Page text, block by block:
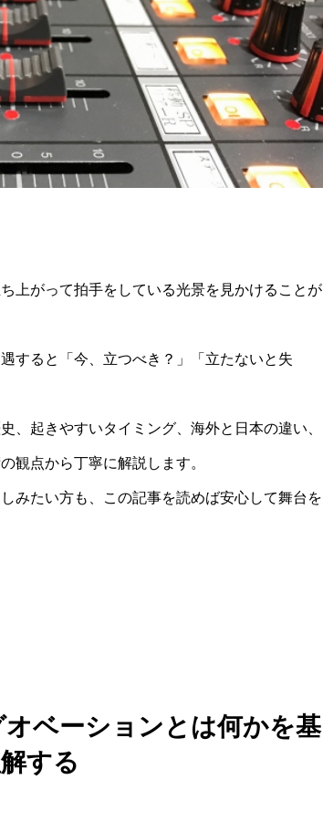
上がって拍手をしている光景を見かけることが
すると「今、立つべき？」「立たないと失
、起きやすいタイミング、海外と日本の違い、
観点から丁寧に解説します。
みたい方も、この記事を読めば安心して舞台を
ベーションとは何かを基
する